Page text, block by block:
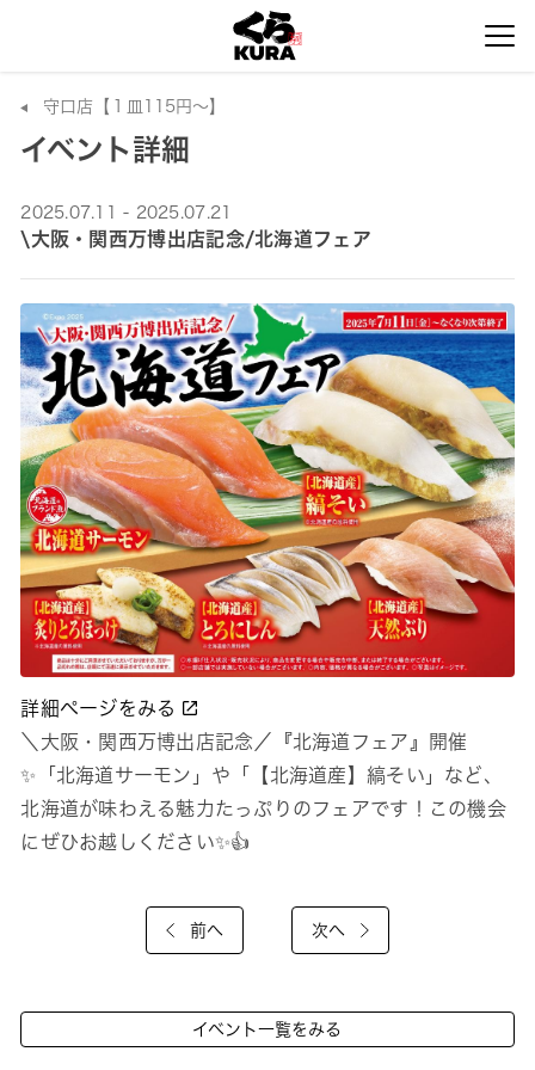
守口店【１皿115円～】
イベント詳細
2025.07.11 - 2025.07.21
\大阪・関西万博出店記念/北海道フェア
詳細ページをみる
＼大阪・関西万博出店記念／『北海道フェア』開催
✨「北海道サーモン」や「【北海道産】縞そい」など、
北海道が味わえる魅力たっぷりのフェアです！この機会
にぜひお越しください✨👍
前へ 次へ
イベント一覧をみる